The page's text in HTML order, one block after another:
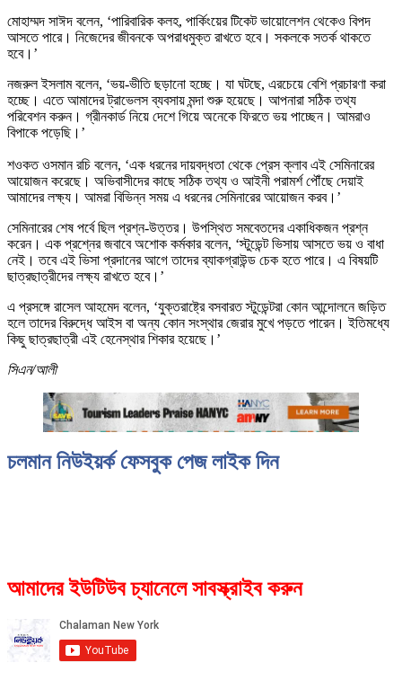
মোহাম্মদ সাঈদ বলেন, ‘পারিবারিক কলহ, পার্কিংয়ের টিকেট ভায়োলেশন থেকেও বিপদ
আসতে পারে। নিজেদের জীবনকে অপরাধমুক্ত রাখতে হবে। সকলকে সতর্ক থাকতে
হবে।’
নজরুল ইসলাম বলেন, ‘ভয়-ভীতি ছড়ানো হচ্ছে। যা ঘটছে, এরচেয়ে বেশি প্রচারণা করা
হচ্ছে। এতে আমাদের ট্রাভেলস ব্যবসায় মন্দা শুরু হয়েছে। আপনারা সঠিক তথ্য
পরিবেশন করুন। গ্রীনকার্ড নিয়ে দেশে গিয়ে অনেকে ফিরতে ভয় পাচ্ছেন। আমরাও
বিপাকে পড়েছি।’
শওকত ওসমান রচি বলেন, ‘এক ধরনের দায়বদ্ধতা থেকে প্রেস ক্লাব এই সেমিনারের
আয়োজন করেছে। অভিবাসীদের কাছে সঠিক তথ্য ও আইনী পরামর্শ পৌঁছে দেয়াই
আমাদের লক্ষ্য। আমরা বিভিন্ন সময় এ ধরনের সেমিনারের আয়োজন করব।’
সেমিনারের শেষ পর্বে ছিল প্রশ্ন-উত্তর। উপস্থিত সমবেতদের একাধিকজন প্রশ্ন
করেন। এক প্রশ্নের জবাবে অশোক কর্মকার বলেন, ‘স্টুডেন্ট ভিসায় আসতে ভয় ও বাধা
নেই। তবে এই ভিসা প্রদানের আগে তাদের ব্যাকগ্রাউন্ড চেক হতে পারে। এ বিষয়টি
ছাত্রছাত্রীদের লক্ষ্য রাখতে হবে।’
এ প্রসঙ্গে রাসেল আহমেদ বলেন, ‘যুক্তরাষ্ট্রে বসবারত স্টুডেন্টরা কোন আন্দোলনে জড়িত
হলে তাদের বিরুদ্ধে আইস বা অন্য কোন সংস্থার জেরার মুখে পড়তে পারেন। ইতিমধ্যে
কিছু ছাত্রছাত্রী এই হেনেস্থার শিকার হয়েছে।’
সিএন/আলী
চলমান নিউইয়র্ক ফেসবুক পেজ লাইক দিন
আমাদের ইউটিউব চ্যানেলে সাবস্ক্রাইব করুন